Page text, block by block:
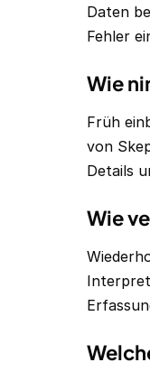
Daten
Fehler
Wie
Früh
von
Details
Wie